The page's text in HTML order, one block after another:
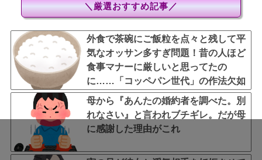
＼厳選おすすめ記事／
外食で茶碗にご飯粒を点々と残して平
気なオッサン多すぎ問題！昔の人ほど
食事マナーに厳しいと思ってたの
に……「コッペパン世代」の作法欠如
なのか単に老眼で見えていないだけな
のか？
母から『あんたの婚約者を調べた。別
れなさい』と言われブチギレ。だが母
に感謝した理由がこれ